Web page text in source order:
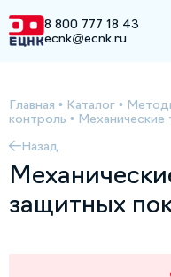
8 800 777 18 43
ecnk@ecnk.ru
Главная • Каталог •
контроль •
Назад
защитных